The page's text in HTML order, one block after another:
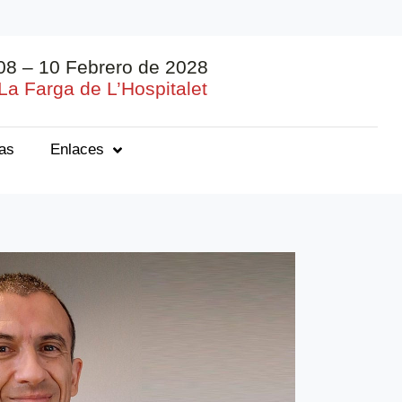
– 10 Febrero de 2028
Farga de L’Hospitalet
Enlaces